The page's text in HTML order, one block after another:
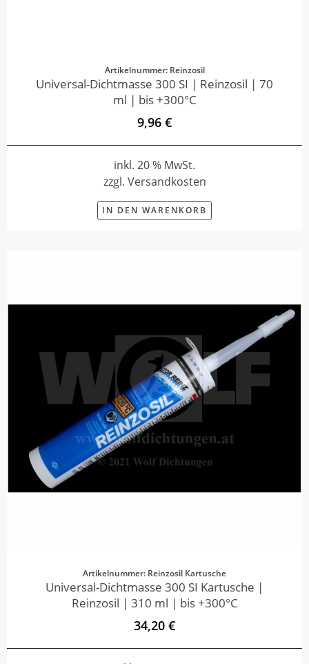
Artikelnummer: Reinzosil
Universal-Dichtmasse 300 SI | Reinzosil | 70
ml | bis +300°C
9,96 €
inkl. 20 % MwSt.
zzgl. Versandkosten
IN DEN WARENKORB
Artikelnummer: Reinzosil Kartusche
Universal-Dichtmasse 300 SI Kartusche |
Reinzosil | 310 ml | bis +300°C
34,20 €